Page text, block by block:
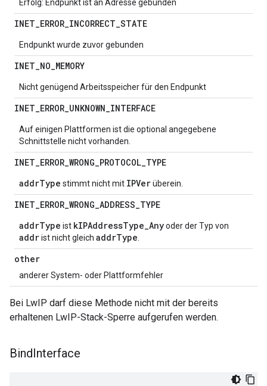
Erfolg: Endpunkt ist an Adresse gebunden
INET_ERROR_INCORRECT_STATE
Endpunkt wurde zuvor gebunden
INET_NO_MEMORY
Nicht genügend Arbeitsspeicher für den Endpunkt
INET_ERROR_UNKNOWN_INTERFACE
Auf einigen Plattformen ist die optional angegebene
Schnittstelle nicht vorhanden.
INET_ERROR_WRONG_PROTOCOL_TYPE
addrType stimmt nicht mit IPVerüberein.
INET_ERROR_WRONG_ADDRESS_TYPE
addrType ist kIPAddressType_Anyoder der Typ von
addrist nicht gleich addrType
other
anderer System- oder Plattformfehler
Bei LwIP darf diese Methode nicht mit der bereits
erhaltenen LwIP-Stack-Sperre aufgerufen werden.
BindInterface